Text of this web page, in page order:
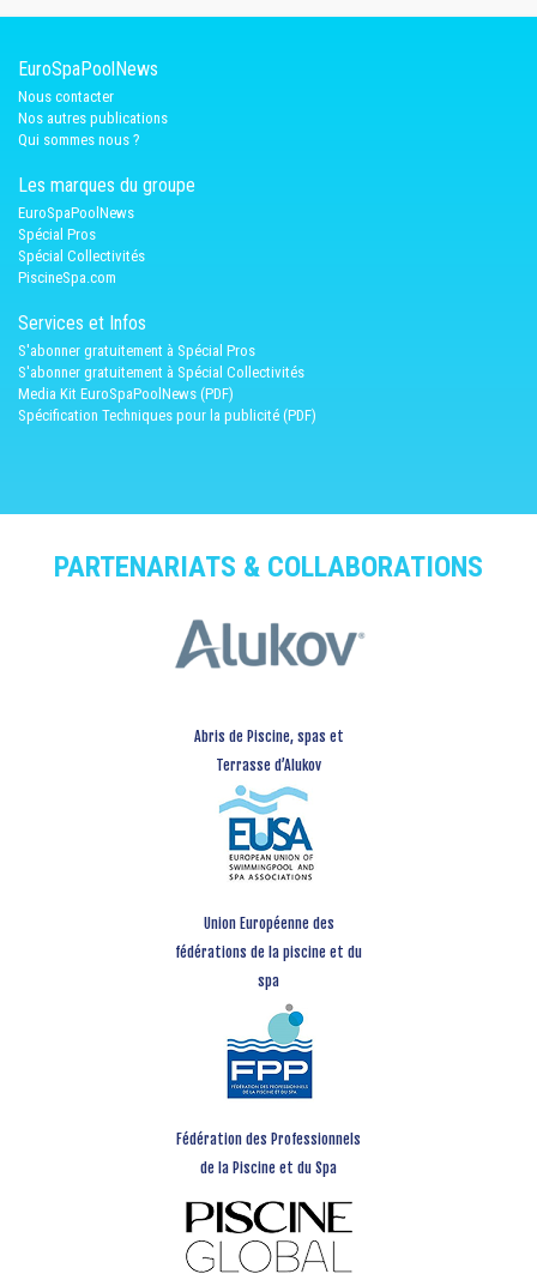
EuroSpaPoolNews
Nous contacter
Nos autres publications
Qui sommes nous ?
Les marques du groupe
EuroSpaPoolNews
Spécial Pros
Spécial Collectivités
PiscineSpa.com
Services et Infos
S'abonner gratuitement à Spécial Pros
S'abonner gratuitement à Spécial Collectivités
Media Kit EuroSpaPoolNews (PDF)
Spécification Techniques pour la publicité (PDF)
PARTENARIATS & COLLABORATIONS
Abris de Piscine, spas et
Terrasse d’Alukov
Union Européenne des
fédérations de la piscine et du
spa
Fédération des Professionnels
de la Piscine et du Spa